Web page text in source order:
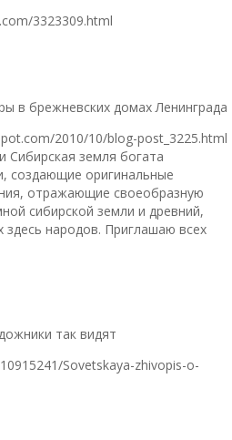
3323309.html
в брежневских домах Ленинграда
2010/10/blog-post_3225.html
Сибирская земля богата
создающие оригинальные
отражающие своеобразную
сибирской земли и древний,
народов. Приглашаю всех
так видят
Sovetskaya-zhivopis-o-